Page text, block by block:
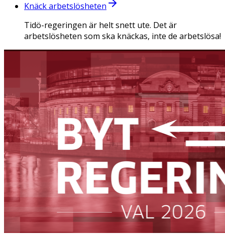
Knäck arbetslösheten
Tidö-regeringen är helt snett ute. Det är
arbetslösheten som ska knäckas, inte de arbetslösa!